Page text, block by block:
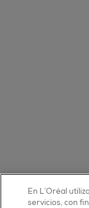
En L’Oréal
servicios, con